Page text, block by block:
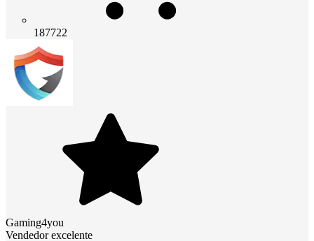
187722
Gaming4you
Vendedor excelente